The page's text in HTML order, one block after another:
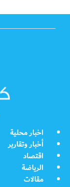
اخبار محلية
أخبار وتقارير
اقتصاد
الرياضة
مقالات